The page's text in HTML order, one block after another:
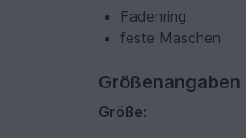
Fadenring
feste Maschen
Größenangaben
Größe: